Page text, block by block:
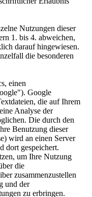
Nutzungen dieser
1. bis 4. abweichen,
darauf hingewiesen.
die besonderen
einen
Google
die auf Ihrem
Analyse der
Die durch den
Benutzung dieser
wird an einen Server
dort gespeichert.
um Ihre Nutzung
die
zusammenzustellen
und der
zu erbringen.